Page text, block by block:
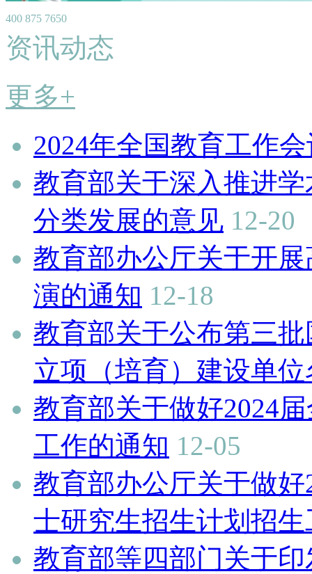
资讯动态
更多+
2024年全国教育工作
教育部关于深入推进
分类发展的意见 12-20
教育部办公厅关于开
演的通知 12-18
教育部关于公布第三
立项（培育）建设单
教育部关于做好2024
工作的通知 12-05
教育部办公厅关于做
士研究生招生计划招
教育部等四部门关于
400 875 7650